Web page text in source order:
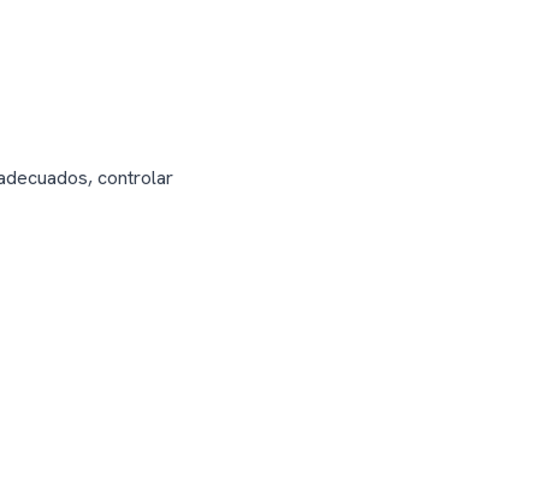
controlar